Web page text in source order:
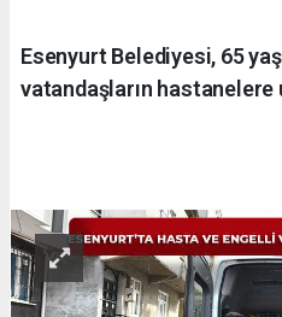
Esenyurt Belediyesi, 65
vatandaşların hastanelere